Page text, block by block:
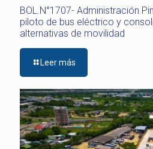
BOL.N°1707- Administración
piloto de bus eléctrico y
alternativas de movilidad
Leer más